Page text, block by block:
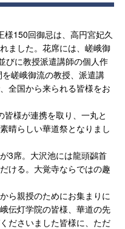
150回御忌は、高円宮妃久
ました。花席には、嵯峨御
びに教授派遣講師の個人作
嵯峨御流の教授、派遣講
全国から来られる皆様をお
様が連携を取り、一丸と
晴らしい華道祭となりまし
3席。大沢池には龍頭鷁首
ける。大覚寺ならではの趣
ら親授のためにお集まりに
伝灯学院の皆様、華道の先
ださいました皆様に、ただ